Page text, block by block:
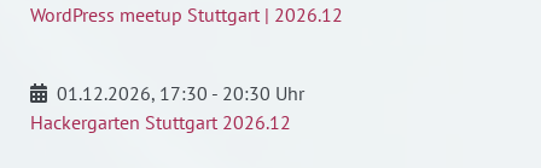
WordPress meetup Stuttgart | 2026.12
01.12.2026, 17:30 - 20:30 Uhr
Hackergarten Stuttgart 2026.12